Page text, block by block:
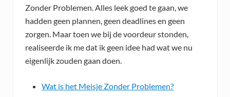
Zonder Problemen. Alles leek goed te gaan, we
hadden geen plannen, geen deadlines en geen
zorgen. Maar toen we bij de voordeur stonden,
realiseerde ik me dat ik geen idee had wat we nu
eigenlijk zouden gaan doen.
Wat is het Meisje Zonder Problemen?